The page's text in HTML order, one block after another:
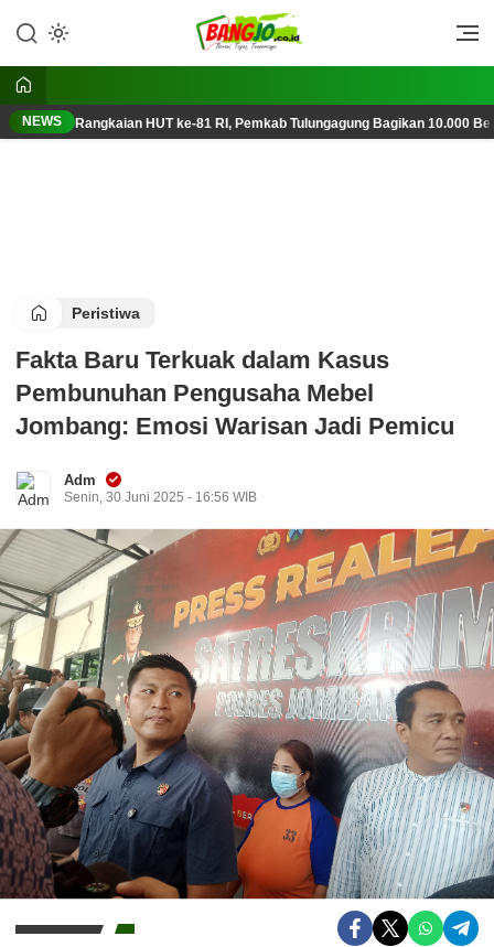
konten
Bangjo.co.id
Berani, Tegas, Terpercaya
NEWS Rangkaian HUT ke-81 RI, Pemkab Tulungagung Bagikan 10.000
Peristiwa
Fakta Baru Terkuak dalam Kasus
Pembunuhan Pengusaha Mebel
Jombang: Emosi Warisan Jadi Pemicu
Adm
Senin, 30 Juni 2025 - 16:56 WIB